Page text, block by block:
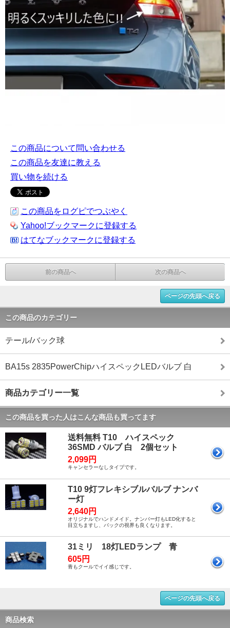
この商品について問い合わせる
この商品を友達に教える
買い物を続ける
この商品をログピでつぶやく
Yahoo!ブックマークに登録する
はてなブックマークに登録する
前の商品へ 次の商品へ
ページの先頭へ戻る
この商品のカテゴリー
テール/バック球
BA15s 2835PowerChipハイスペックLEDバルブ 白
商品カテゴリー一覧
この商品を買った人はこんな商品も買ってます
送料無料 T10 ハイスペック
36SMD バルブ 白 2個セット
2,099円
キャンセラーなしタイプです。
T10 9灯フレキシブルバルブ ナンバ
ー灯
2,640円
オリジナルでハンドメイド。ナンバー灯もLED化すると
目立ちますし、バックの視界も良くなります。
31ミリ 18灯LEDランプ 青
605円
青もクールでイイ感じです。
ページの先頭へ戻る
商品検索